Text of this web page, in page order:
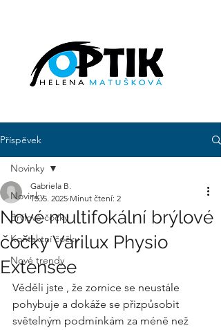
Příspěvek
Novinky
Brýlové čočky
Kontaktní čočky
Nové trendy
Novinky
Nové multifokální brýlové
čočky Varilux Physio
Extensee
Gabriela B.
15. 5. 2025 Minut čtení: 2
Věděli jste , že zornice se neustále
pohybuje a dokáže se přizpůsobit
světelným podmínkám za méně než